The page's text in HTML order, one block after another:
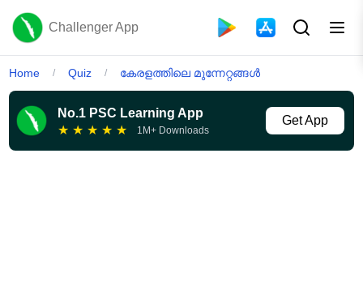
Challenger App
Home / Quiz / കേരളത്തിലെ മുന്നേറ്റങ്ങൾ
No.1 PSC Learning App
★ ★ ★ ★ ★ 1M+ Downloads
Get App